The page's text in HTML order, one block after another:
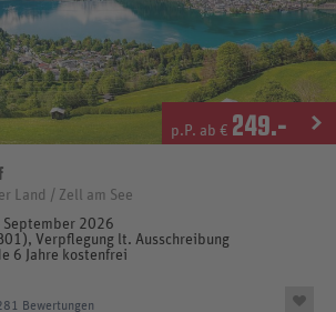
p.P. ab € 249.-
Land / Zell am See
September 2026
Verpflegung lt. Ausschreibung
6 Jahre kostenfrei
Bewertungen